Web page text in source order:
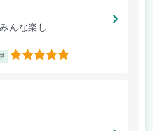
んな楽し...
5